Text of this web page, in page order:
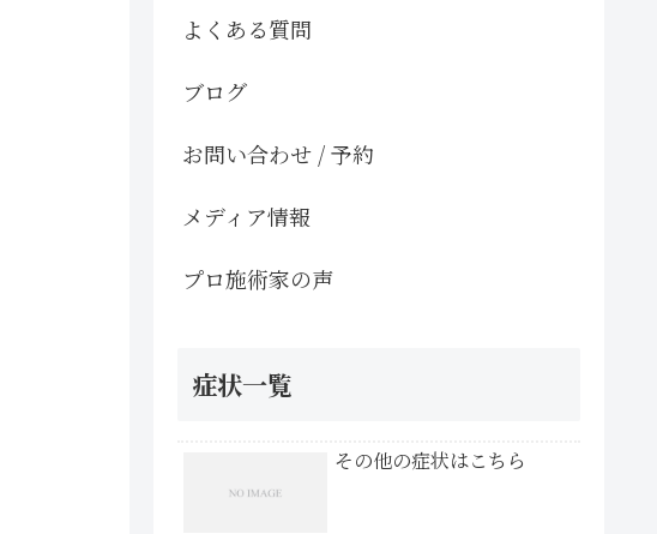
よくある質問
ブログ
お問い合わせ / 予約
メディア情報
プロ施術家の声
症状一覧
その他の症状はこちら